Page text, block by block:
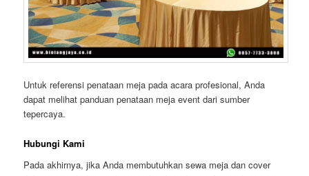
Untuk referensi penataan meja pada acara profesional, Anda
dapat melihat panduan penataan meja event dari sumber
tepercaya.
Hubungi Kami
Pada akhirnya, jika Anda membutuhkan sewa meja dan cover